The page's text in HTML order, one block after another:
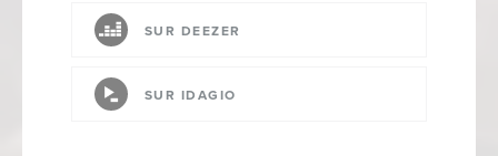
SUR DEEZER
SUR IDAGIO